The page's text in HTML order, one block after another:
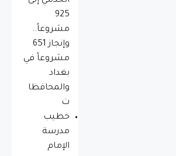
925
مشروعاً..
وإنجاز 651
مشروعاً في
بغداد
والمحافظا
ت
خطيب
مدرسة
الإمام